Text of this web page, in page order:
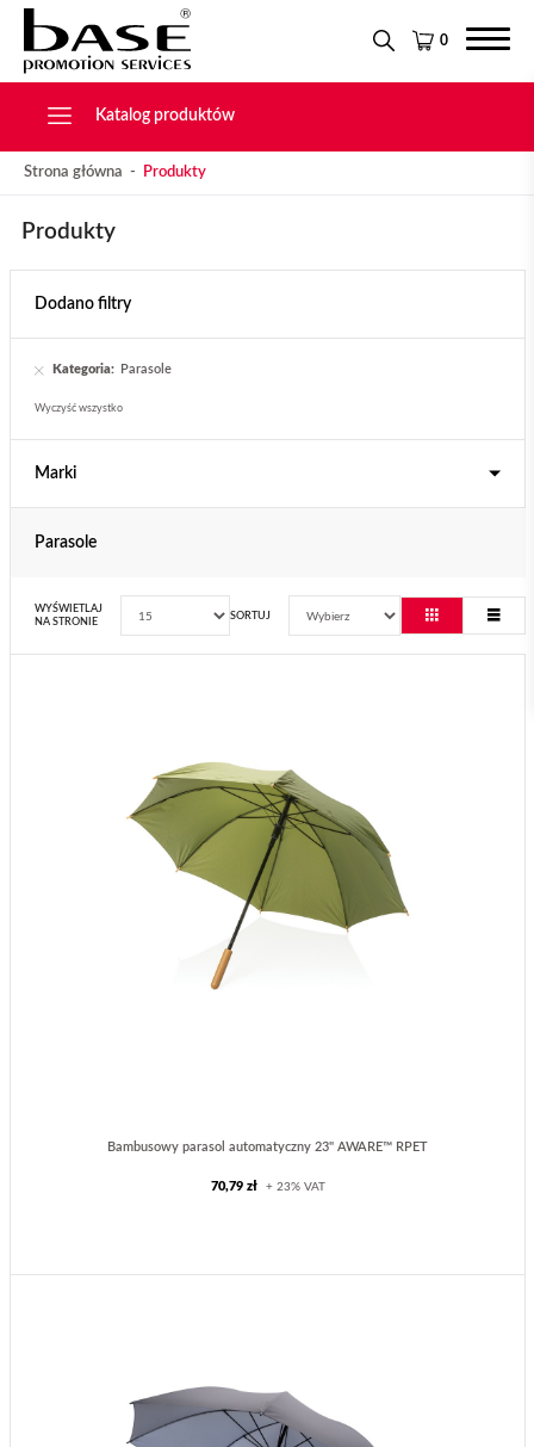
0
KONTAKT
Katalog produktów
Tekstylia
Świąteczne
Drobiazgi, Breloki
Strona główna Produkty
Produkty
Dodano filtry
Kategoria: Parasole
Wyczyść wszystko
Marki
Parasole
WYŚWIETLAJ
NA STRONIE
SORTUJ
Bambusowy parasol automatyczny 23" AWARE™ RPET
70,79 zł + 23% VAT